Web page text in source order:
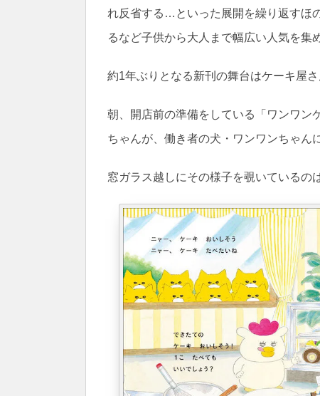
れ反省する…といった展開を繰り返すほ
るなど子供から大人まで幅広い人気を集
約1年ぶりとなる新刊の舞台はケーキ屋さ
朝、開店前の準備をしている「ワンワン
ちゃんが、働き者の犬・ワンワンちゃん
窓ガラス越しにその様子を覗いている